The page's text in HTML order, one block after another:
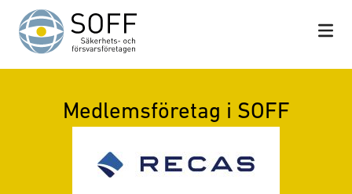
Hoppa till innehåll
Medlemsföretag i SOFF